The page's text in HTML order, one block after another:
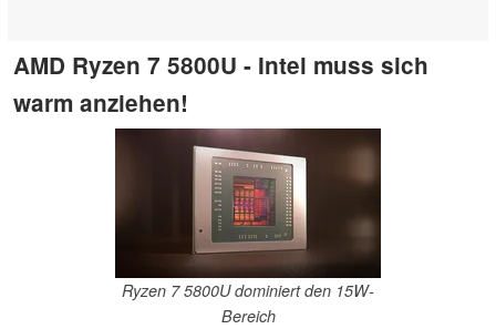
AMD Ryzen 7 5800U - Intel muss sich
warm anziehen!
Ryzen 7 5800U dominiert den 15W-
Bereich